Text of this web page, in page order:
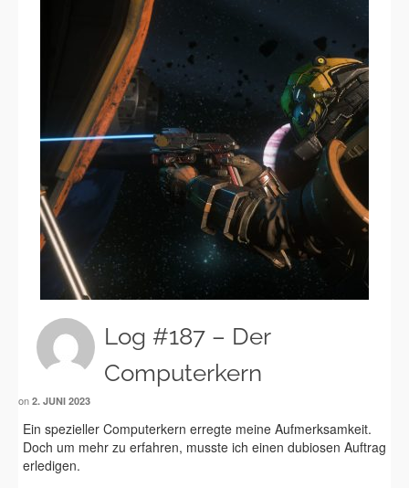
Log #187 – Der
Computerkern
on 2. JUNI 2023
Ein spezieller Computerkern erregte meine Aufmerksamkeit.
Doch um mehr zu erfahren, musste ich einen dubiosen Auftrag
erledigen.